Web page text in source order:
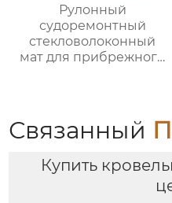
Рулонный
судоремонтный
стекловолоконный
мат для прибрежного
Связанный
Купить